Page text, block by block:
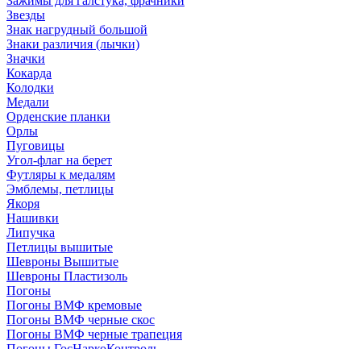
Звезды
Знак нагрудный большой
Знаки различия (лычки)
Значки
Кокарда
Колодки
Медали
Орденские планки
Орлы
Пуговицы
Угол-флаг на берет
Футляры к медалям
Эмблемы, петлицы
Якоря
Нашивки
Липучка
Петлицы вышитые
Шевроны Вышитые
Шевроны Пластизоль
Погоны
Погоны ВМФ кремовые
Погоны ВМФ черные скос
Погоны ВМФ черные трапеция